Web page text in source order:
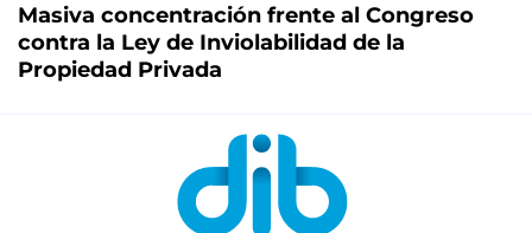
Masiva concentración frente al Congreso
contra la Ley de Inviolabilidad de la
Propiedad Privada